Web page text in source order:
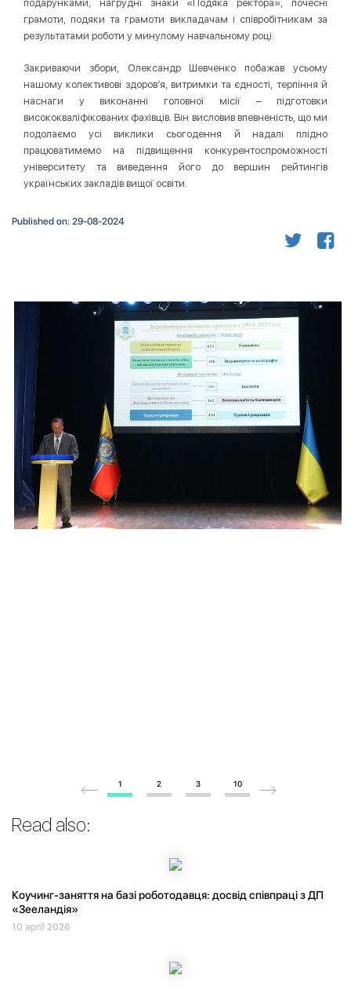
подарунками, нагрудні знаки «Подяка ректора», почесні
грамоти, подяки та грамоти викладачам і співробітникам за
результатами роботи у минулому навчальному році.
Закриваючи збори, Олександр Шевченко побажав усьому
нашому колективові здоров’я, витримки та єдності, терпіння й
наснаги у виконанні головної місії – підготовки
висококваліфікованих фахівців. Він висловив впевненість, що ми
подолаємо усі виклики сьогодення й надалі плідно
працюватимемо на підвищення конкурентоспроможності
університету та виведення його до вершин рейтингів
українських закладів вищої освіти.
Published on: 29-08-2024
1 2 3 10
Read also:
Коучинг-заняття на базі роботодавця: досвід співпраці з ДП
«Зееландія»
10 april 2026